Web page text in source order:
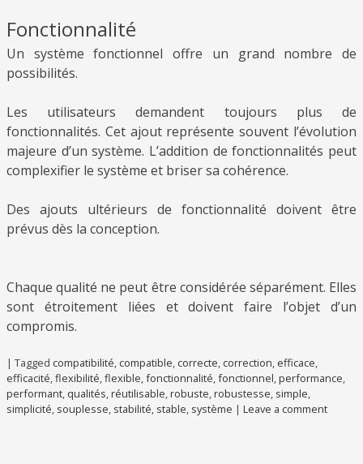
Fonctionnalité
Un système fonctionnel offre un grand nombre de
possibilités.
Les utilisateurs demandent toujours plus de
fonctionnalités. Cet ajout représente souvent l’évolution
majeure d’un système. L’addition de fonctionnalités peut
complexifier le système et briser sa cohérence.
Des ajouts ultérieurs de fonctionnalité doivent être
prévus dès la conception.
Chaque qualité ne peut être considérée séparément. Elles
sont étroitement liées et doivent faire l’objet d’un
compromis.
| Tagged compatibilité compatible correcte correction efficace
efficacité flexibilité flexible fonctionnalité fonctionnel performance
performant qualités réutilisable robuste robustesse simple
simplicité souplesse stabilité stable système | Leave a comment